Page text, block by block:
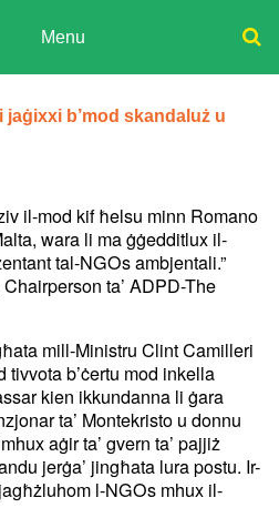
Menu
b’mod skandaluż u
il-mod kif ħelsu minn Romano
wara li ma ġġedditlux il-
tal-NGOs ambjentali.”
ta’ ADPD-The
mill-Ministru Clint Camilleri
b’ċertu mod inkella
kien ikkundanna li ġara
ta’ Montekristo u donnu
aġir ta’ gvern ta’ pajjiż
jerġa’ jingħata lura postu. Ir-
l-NGOs mhux il-